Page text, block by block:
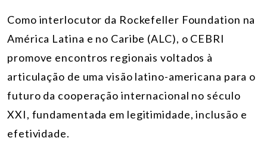
Como interlocutor da Rockefeller Foundation na
América Latina e no Caribe (ALC), o CEBRI
promove encontros regionais voltados à
articulação de uma visão latino-americana para o
futuro da cooperação internacional no século
XXI, fundamentada em legitimidade, inclusão e
efetividade.